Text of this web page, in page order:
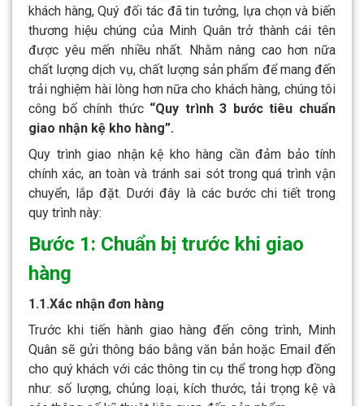
khách hàng, Quý đối tác đã tin tưởng, lựa chọn và biến
thương hiệu chúng của Minh Quân trở thành cái tên
được yêu mến nhiều nhất. Nhằm nâng cao hơn nữa
chất lượng dịch vụ, chất lượng sản phẩm để mang đến
trải nghiệm hài lòng hơn nữa cho khách hàng, chúng tôi
công bố chính thức “Quy trình 3 bước tiêu chuẩn
giao nhận kệ kho hàng”.
Quy trình giao nhận kệ kho hàng cần đảm bảo tính
chính xác, an toàn và tránh sai sót trong quá trình vận
chuyển, lắp đặt. Dưới đây là các bước chi tiết trong
quy trình này:
Bước 1: Chuẩn bị trước khi giao
hàng
1.1.Xác nhận đơn hàng
Trước khi tiến hành giao hàng đến công trình, Minh
Quân sẽ gửi thông báo bằng văn bản hoặc Email đến
cho quý khách với các thông tin cụ thể trong hợp đồng
như: số lượng, chủng loại, kích thước, tải trọng kệ và